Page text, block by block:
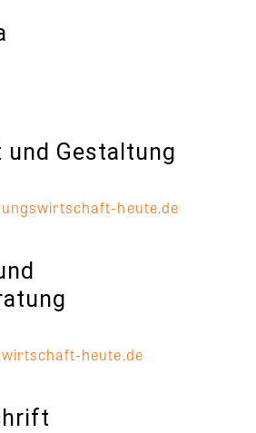
und Gestaltung
heute.de
heute.de